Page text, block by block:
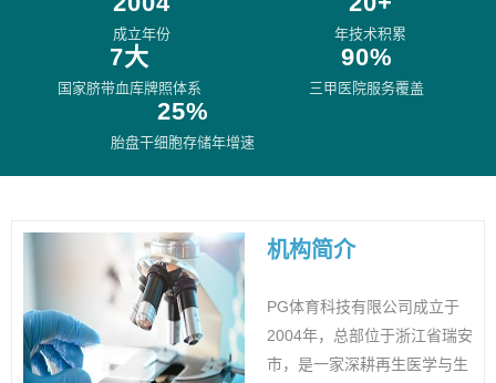
成立年份 年技术积累
7大
国家脐带血库牌照体系
90%
三甲医院服务覆盖
25%
胎盘干细胞存储年增速
机构简介
PG体育科技有限公司成立于
2004年，总部位于浙江省瑞安
市，是一家深耕再生医学与生